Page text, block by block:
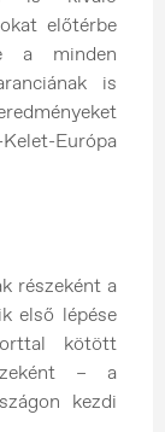
előtérbe
a minden
is
Európa
részeként a
első lépése
kötött
– a
kezdi